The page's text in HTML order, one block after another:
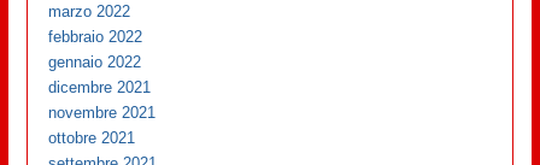
marzo 2022
febbraio 2022
gennaio 2022
dicembre 2021
novembre 2021
ottobre 2021